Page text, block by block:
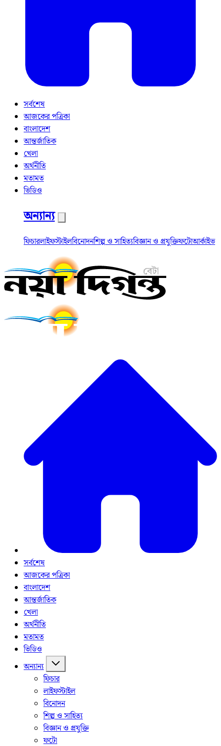
সর্বশেষ
আজকের পত্রিকা
বাংলাদেশ
আন্তর্জাতিক
খেলা
অর্থনীতি
মতামত
ভিডিও
অন্যান্য
ফিচারলাইফস্টাইলবিনোদনশিল্প ও সাহিত্যবিজ্ঞান ও প্রযুক্তিফটোআর্কাইভ
সর্বশেষ
আজকের পত্রিকা
বাংলাদেশ
আন্তর্জাতিক
খেলা
অর্থনীতি
মতামত
ভিডিও
অন্যান্য
ফিচার
লাইফস্টাইল
বিনোদন
শিল্প ও সাহিত্য
বিজ্ঞান ও প্রযুক্তি
ফটো